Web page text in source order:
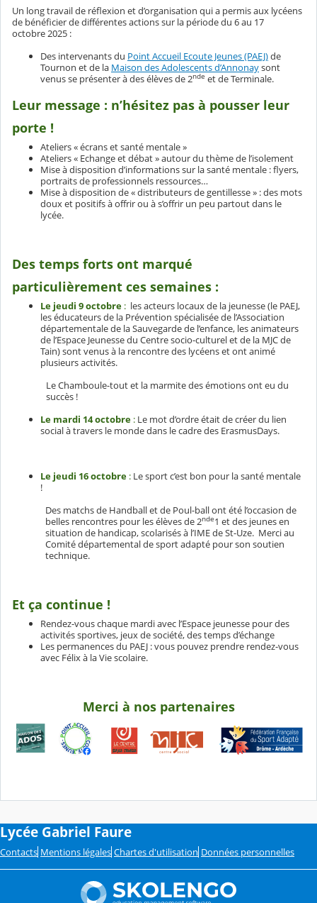
Un long travail de réflexion et d’organisation qui a permis aux lycéens
de bénéficier de différentes actions sur la période du 6 au 17
octobre 2025 :
Des intervenants du Point Accueil Ecoute Jeunes (PAEJ)de
Tournon et de la Maison des Adolescents d’Annonaysont
venus se présenter à des élèves de 2nde et de Terminale.
Leur message : n’hésitez pas à pousser leur
porte !
Ateliers « écrans et santé mentale »
Ateliers « Echange et débat » autour du thème de l’isolement
Mise à disposition d’informations sur la santé mentale : flyers,
portraits de professionnels ressources…
Mise à disposition de « distributeurs de gentillesse » : des mots
doux et positifs à offrir ou à s’offrir un peu partout dans le
lycée.
Des temps forts ont marqué
particulièrement ces semaines :
Le jeudi 9 octobre : les acteurs locaux de la jeunesse (le PAEJ,
les éducateurs de la Prévention spécialisée de l’Association
départementale de la Sauvegarde de l’enfance, les animateurs
de l’Espace Jeunesse du Centre socio-culturel et de la MJC de
Tain) sont venus à la rencontre des lycéens et ont animé
plusieurs activités.
Le Chamboule-tout et la marmite des émotions ont eu du
succès !
Le mardi 14 octobre : Le mot d’ordre était de créer du lien
social à travers le monde dans le cadre des ErasmusDays.
Le jeudi 16 octobre : Le sport c’est bon pour la santé mentale
!
Des matchs de Handball et de Poul-ball ont été l’occasion de
belles rencontres pour les élèves de 2nde1 et des jeunes en
situation de handicap, scolarisés à l’IME de St-Uze. Merci au
Comité départemental de sport adapté pour son soutien
technique.
Et ça continue !
Rendez-vous chaque mardi avec l’Espace jeunesse pour des
activités sportives, jeux de société, des temps d’échange
Les permanences du PAEJ : vous pouvez prendre rendez-vous
avec Félix à la Vie scolaire.
Merci à nos partenaires
Lycée Gabriel Faure
Contacts Mentions légales Chartes d'utilisation Données personnelles